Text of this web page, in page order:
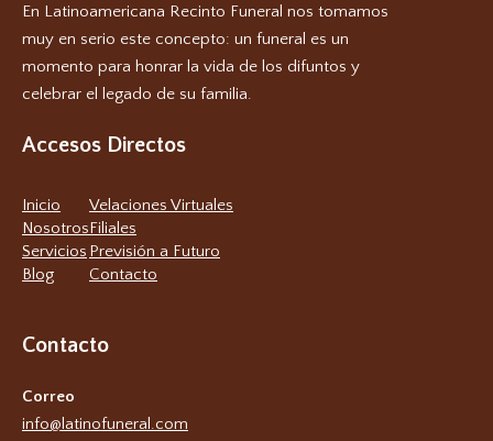
En Latinoamericana Recinto Funeral nos tomamos
muy en serio este concepto: un funeral es un
momento para honrar la vida de los difuntos y
celebrar el legado de su familia.
Accesos Directos
Inicio
Nosotros
Servicios
Blog
Velaciones Virtuales
Filiales
Previsión a Futuro
Contacto
Contacto
Correo
info@latinofuneral.com